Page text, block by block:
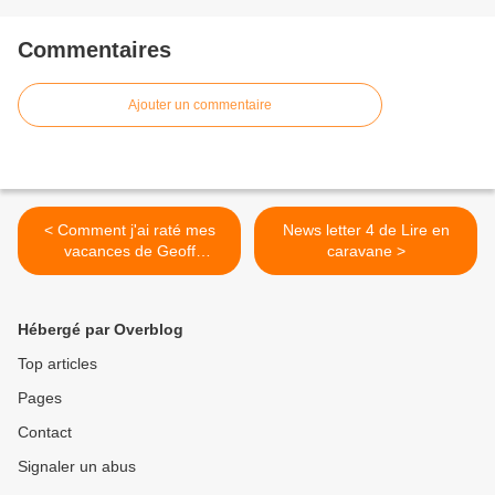
Commentaires
Ajouter un commentaire
< Comment j'ai raté mes
vacances de Geoff
Nicholson (éditions R
News letter 4 de Lire en
caravane >
Hébergé par Overblog
Top articles
Pages
Contact
Signaler un abus